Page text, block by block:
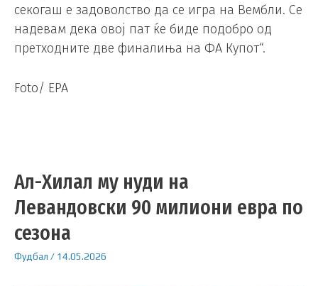
секогаш е задоволство да се игра на Вембли. Се
надевам дека овој пат ќе биде подобро од
претходните две финалиња на ФА Купот“.
Foto/ EPA
Ал-Хилал му нуди на
Левандовски 90 милиони евра по
сезона
Фудбал / 14.05.2026